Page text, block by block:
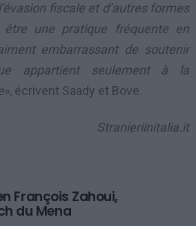
fiscale et d’autres formes
être une pratique fréquente en
embarrassant de soutenir
appartient seulement à la
», écrivent Saady et Bove.
Stranieriinitalia.it
François Zahoui,
du Mena